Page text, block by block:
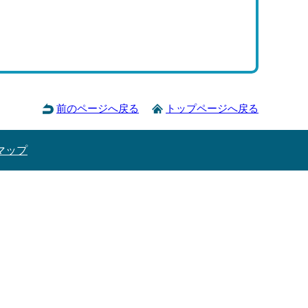
前のページへ戻る トップページへ戻る
ップ